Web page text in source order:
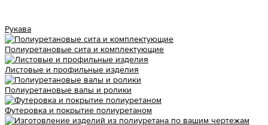
Рукава
Полиуретановые сита и комплектующие
Листовые и профильные изделия
Полиуретановые валы и ролики
Футеровка и покрытие полиуретаном